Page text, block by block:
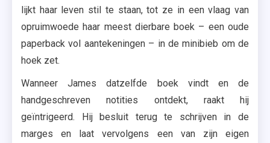
lijkt haar leven stil te staan, tot ze in een vlaag van
opruimwoede haar meest dierbare boek – een oude
paperback vol aantekeningen – in de minibieb om de
hoek zet.
Wanneer James datzelfde boek vindt en de
handgeschreven notities ontdekt, raakt hij
geïntrigeerd. Hij besluit terug te schrijven in de
marges en laat vervolgens een van zijn eigen